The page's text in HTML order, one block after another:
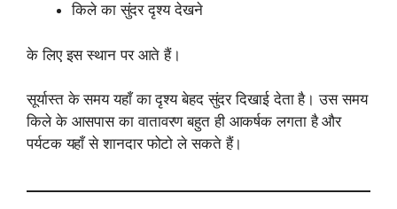
किले का सुंदर दृश्य देखने
के लिए इस स्थान पर आते हैं।
सूर्यास्त के समय यहाँ का दृश्य बेहद सुंदर दिखाई देता है। उस समय
किले के आसपास का वातावरण बहुत ही आकर्षक लगता है और
पर्यटक यहाँ से शानदार फोटो ले सकते हैं।